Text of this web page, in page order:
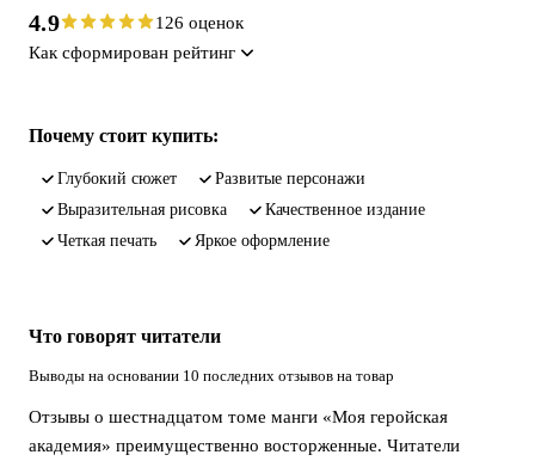
4.9
126 оценок
Как сформирован рейтинг
Почему стоит купить:
глубокий сюжет
развитые персонажи
выразительная рисовка
качественное издание
четкая печать
яркое оформление
Что говорят читатели
Выводы на основании 10 последних отзывов на товар
Отзывы о шестнадцатом томе манги «Моя геройская
академия» преимущественно восторженные. Читатели